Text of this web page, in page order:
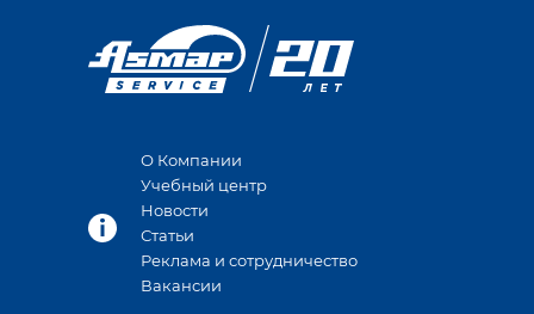
О Компании
Учебный центр
Новости
Статьи
Реклама и сотрудничество
Вакансии